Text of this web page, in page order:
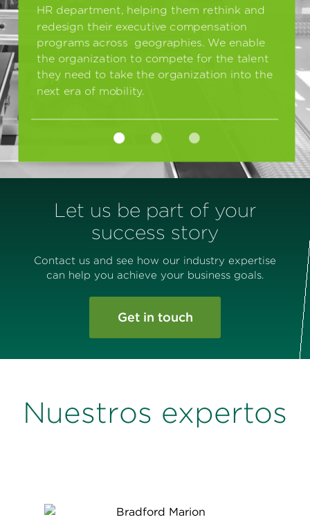
Let us be part of your
success story
Contact us and see how our industry expertise
can help you achieve your business goals.
Get in touch
Nuestros expertos